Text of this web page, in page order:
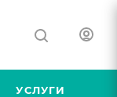
УСЛУГИ